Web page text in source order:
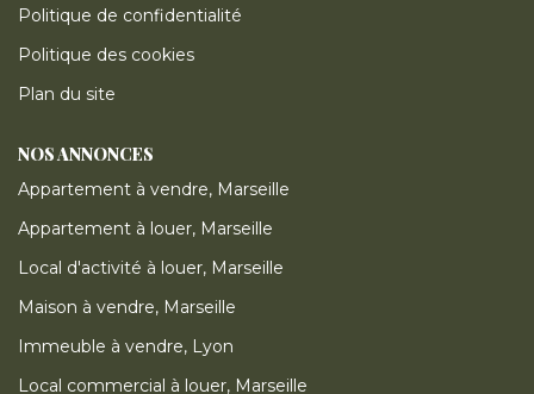
Politique de confidentialité
Politique des cookies
Plan du site
NOS ANNONCES
Appartement à vendre, Marseille
Appartement à louer, Marseille
Local d'activité à louer, Marseille
Maison à vendre, Marseille
Immeuble à vendre, Lyon
Local commercial à louer, Marseille